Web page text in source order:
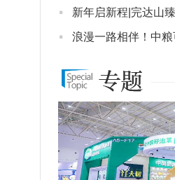
·
· 浪漫一路相伴！中